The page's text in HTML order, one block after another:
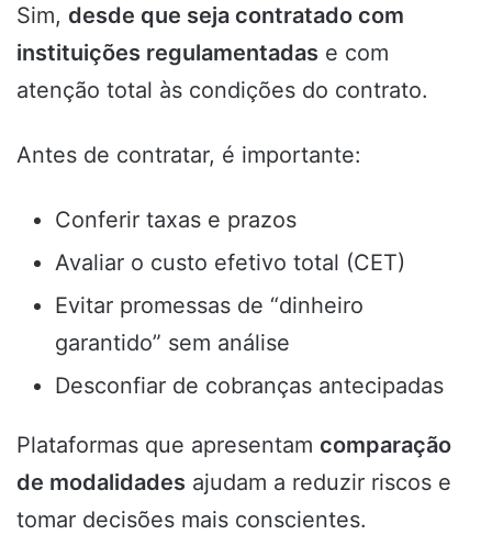
Sim, desde que seja contratado com
instituições regulamentadas e com
atenção total às condições do contrato.
Antes de contratar, é importante:
Conferir taxas e prazos
Avaliar o custo efetivo total (CET)
Evitar promessas de “dinheiro
garantido” sem análise
Desconfiar de cobranças antecipadas
Plataformas que apresentam comparação
de modalidades ajudam a reduzir riscos e
tomar decisões mais conscientes.